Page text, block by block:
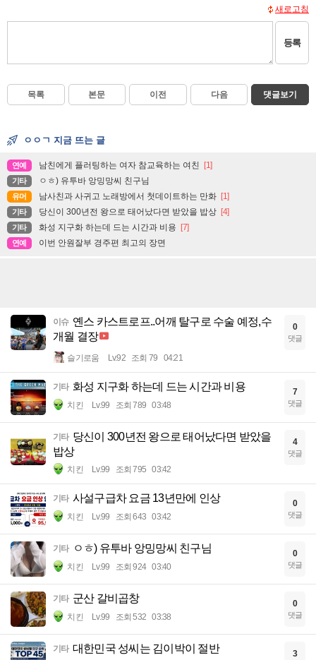
새로고침
등록
목록 본문 이전 다음 댓글보기
ㅇㅇㄱ 지금 뜨는 글
연예 남친에게 플러팅하는 여자 참교육하는 여친 [1]
기타 ㅇㅎ) 유투바 앙밍망씨 친구님
유머 남사친과 사귀고 노래방에서 첫데이트하는 만화 [1]
기타 당신이 300년전 왕으로 태어났다면 받았을 밥상 [4]
기타 화성 지구화 하는데 드는 시간과 비용 [7]
연예 이번 안원잘부 경주편 최고의 장면
이슈 옌스 카스트로프..어깨 탈구로 수술 예정,수
개월 결장
슬기로움 Lv.92 조회 79 04:21
0
댓글
기타 화성 지구화 하는데 드는 시간과 비용
치킨 Lv.99 조회 789 03:48
7
댓글
기타 당신이 300년전 왕으로 태어났다면 받았을
밥상
치킨 Lv.99 조회 795 03:42
4
댓글
기타 사설구급차 요금 13년만에 인상
치킨 Lv.99 조회 643 03:42
0
댓글
기타 ㅇㅎ) 유투바 앙밍망씨 친구님
치킨 Lv.99 조회 924 03:40
0
댓글
기타 군산 갈비곱창
치킨 Lv.99 조회 532 03:38
0
댓글
기타 대한민국 성씨는 김이박이 절반 3